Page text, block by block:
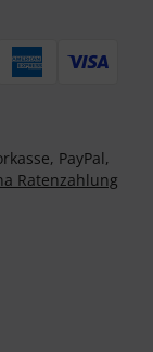
PayPal,
Ratenzahlung